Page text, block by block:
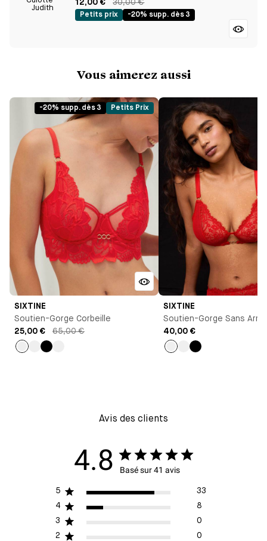
12,00 € 30,00 €
Petits prix -20% supp. dès 3
Vous aimerez aussi
-20% supp. dès 3 Petits Prix
SIXTINE
Soutien-Gorge Corbeille
25,00 €
65,00 €
SIXTINE
Soutien-Gorge Sans
40,00 €
Avis des clients
4.8 Basé sur 41 avis
5
33
4
8
3
0
2
0